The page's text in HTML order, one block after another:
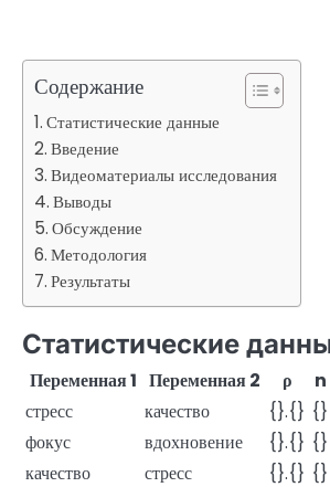
Содержание
Статистические данные
Введение
Видеоматериалы исследования
Выводы
Обсуждение
Методология
Результаты
Статистические
Переменная 1 Переменная 2 ρ n
стресс
качество {}.{} {}
фокус
вдохновение {}.{} {}
качество
стресс {}.{} {}